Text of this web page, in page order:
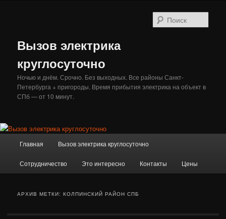
Вызов электрика
круглосуточно
Ночью и днём. Срочно. Без выходных. Все районы Санкт-
Петербурга + пригороды. Время прибытия электрика на объект в
СПб — от 10 минут.
Главная Вызов электрика круглосуточно
Сотрудничество Это интересно Контакты Цены
АРХИВ МЕТКИ:КОЛПИНСКИЙ РАЙОН СПБ